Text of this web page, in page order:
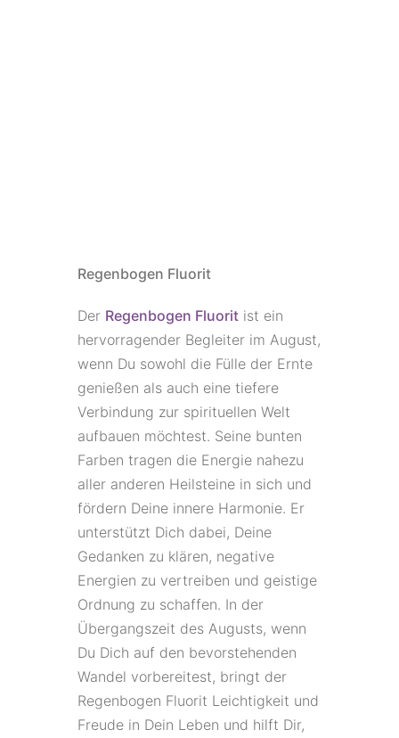
Regenbogen Fluorit
Der Regenbogen Fluoritist ein
hervorragender Begleiter im August,
wenn Du sowohl die Fülle der Ernte
genießen als auch eine tiefere
Verbindung zur spirituellen Welt
aufbauen möchtest. Seine bunten
Farben tragen die Energie nahezu
aller anderen Heilsteine in sich und
fördern Deine innere Harmonie. Er
unterstützt Dich dabei, Deine
Gedanken zu klären, negative
Energien zu vertreiben und geistige
Ordnung zu schaffen. In der
Übergangszeit des Augusts, wenn
Du Dich auf den bevorstehenden
Wandel vorbereitest, bringt der
Regenbogen Fluorit Leichtigkeit und
Freude in Dein Leben und hilft Dir,